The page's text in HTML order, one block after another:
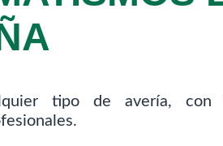
tipo de avería, con